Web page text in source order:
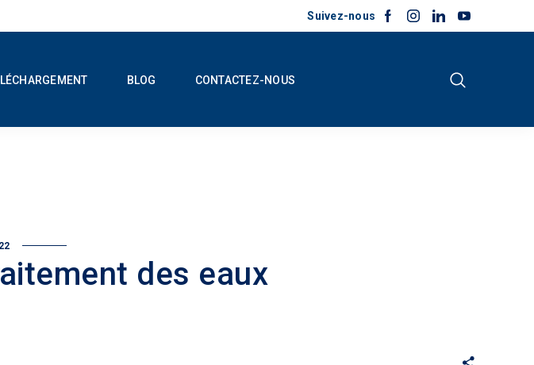
Suivez-nous
BLOG CONTACTEZ-NOUS
des eaux